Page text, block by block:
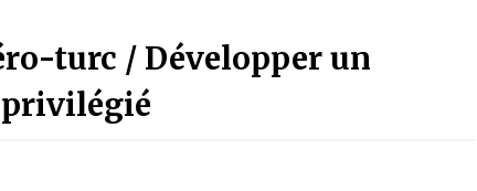
turc / Développer un